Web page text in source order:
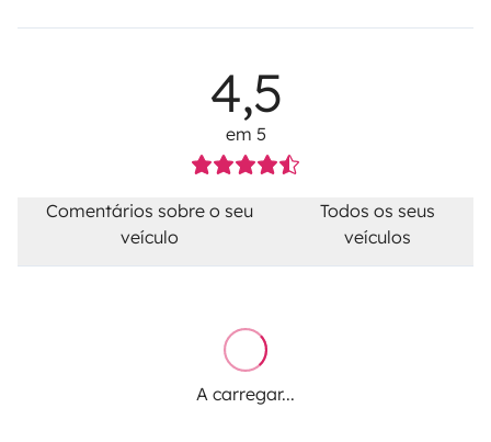
4,5
em 5
Comentários sobre o seu
veículo
Todos os seus
veículos
A carregar...